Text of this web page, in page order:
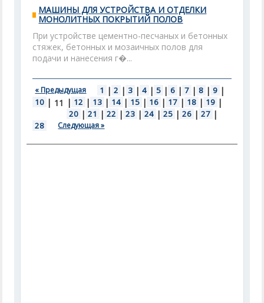
МАШИНЫ ДЛЯ УСТРОЙСТВА И ОТДЕЛКИ
МОНОЛИТНЫХ ПОКРЫТИЙ ПОЛОВ
При устройстве цементно-песчаных и бетонных
стяжек, бетонных и мозаичных полов для
подачи и нанесения г�...
« Предыдущая 1 | 2 | 3 | 4 | 5 | 6 | 7 | 8 | 9 |
10 | 11 | 12 | 13 | 14 | 15 | 16 | 17 | 18 | 19 |
20 | 21 | 22 | 23 | 24 | 25 | 26 | 27 |
28 Следующая »